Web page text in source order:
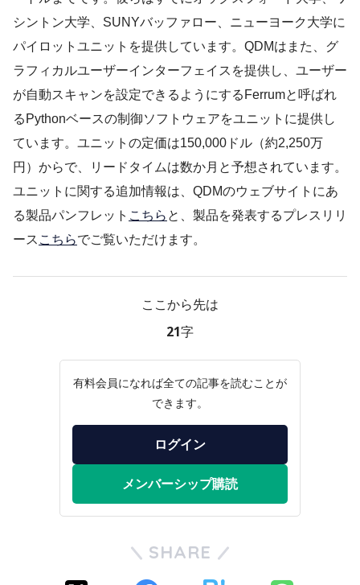
シントン大学、SUNYバッファロー、ニューヨーク大学に
パイロットユニットを提供しています。QDMはまた、グ
ラフィカルユーザーインターフェイスを提供し、ユーザー
が自動スキャンを設定できるようにするFerrumと呼ばれ
るPythonベースの制御ソフトウェアをユニットに提供し
ています。ユニットの定価は150,000ドル（約2,250万
円）からで、リードタイムは数か月と予想されています。
ユニットに関する追加情報は、QDMのウェブサイトにあ
る製品パンフレット こちら と、製品を発表するプレスリリ
ース こちらでご覧いただけます。
ここから先は
21字
有料会員になれば全ての記事を読むことが
できます。
ログイン
メンバーシップ購読
SHARE